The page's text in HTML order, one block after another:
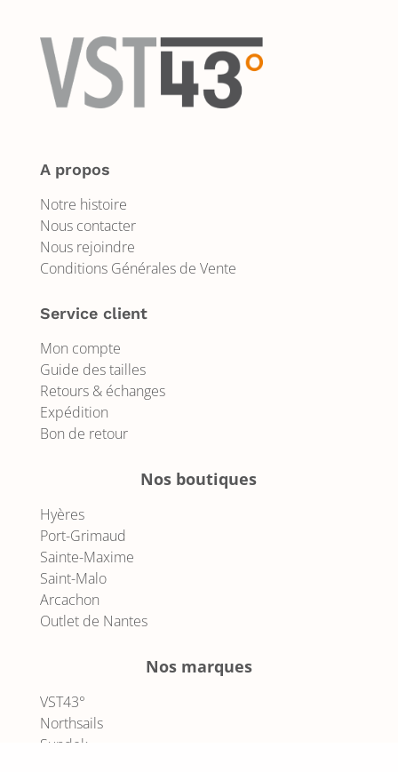
A propos
Notre histoire
Nous contacter
Nous rejoindre
Conditions Générales de Vente
Service client
Mon compte
Guide des tailles
Retours & échanges
Expédition
Bon de retour
Nos boutiques
Hyères
Port-Grimaud
Sainte-Maxime
Saint-Malo
Arcachon
Outlet de Nantes
Nos marques
VST43°
Northsails
Sundek